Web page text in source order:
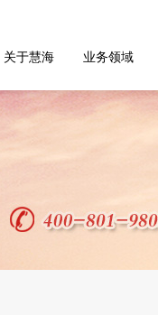
关于慧海 业务领域